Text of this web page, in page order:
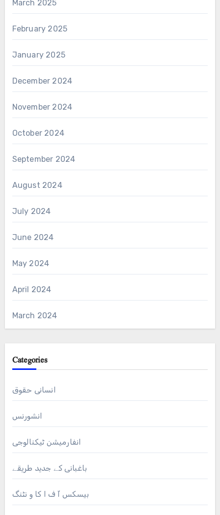
March 2025
February 2025
January 2025
December 2024
November 2024
October 2024
September 2024
August 2024
July 2024
June 2024
May 2024
April 2024
March 2024
Categories
انسانی حقوق
انشورنس
انفارمیشن ٹیکنالوجی
باغبانی کے جدید طریقے
بیسکس آ ف ا کا و نٹنگ